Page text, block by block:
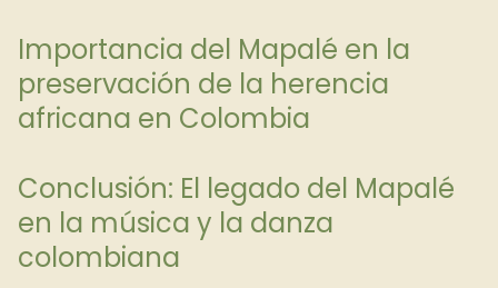
Importancia del Mapalé en la
preservación de la herencia
africana en Colombia
Conclusión: El legado del Mapalé
en la música y la danza
colombiana